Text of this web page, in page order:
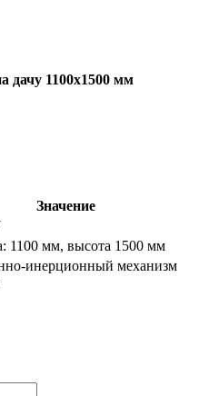
дачу 1100х1500 мм
Значение
1100 мм, высота 1500 мм
инерционный механизм